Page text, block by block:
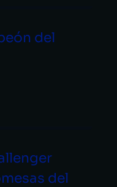
del
del